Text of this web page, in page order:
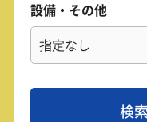
設備・その他